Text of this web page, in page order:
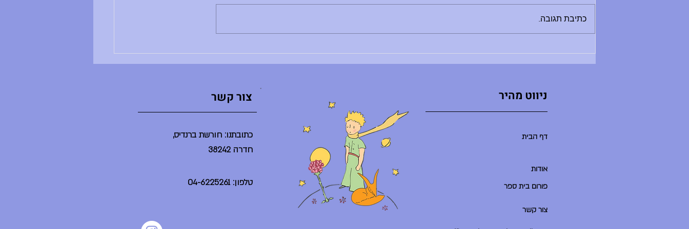
כתיבת תגובה...
צור קשר ניווט מהיר
כתובתנו: חורשת ברנדיס,
חדרה 38242
טלפון: 04-6225261
דף הבית
אודות
פורום בית ספר
צור קשר